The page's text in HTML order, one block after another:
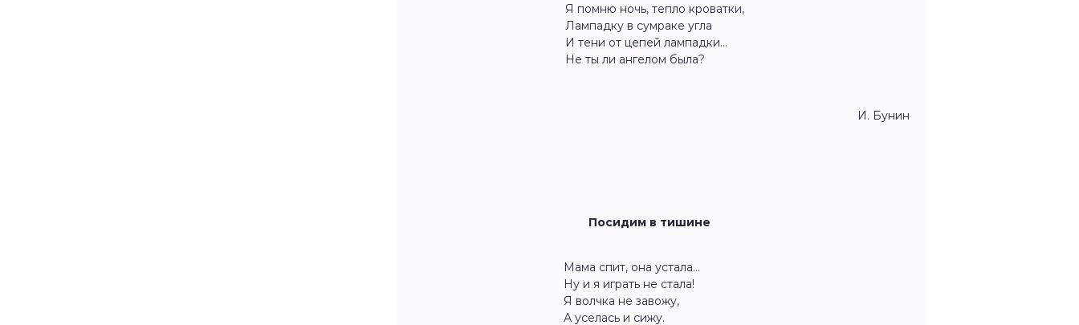
Я помню ночь, тепло кроватки,
Лампадку в сумраке угла
И тени от цепей лампадки…
Не ты ли ангелом была?
И. Бунин
Посидим в тишине
Мама спит, она устала...
Ну и я играть не стала!
Я волчка не завожу,
А уселась и сижу.